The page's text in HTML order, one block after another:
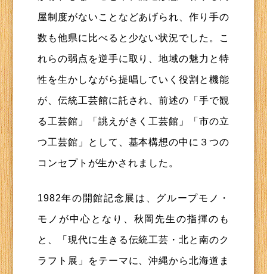
屋制度がないことなどあげられ、作り手の
数も他県に比べると少ない状況でした。こ
れらの弱点を逆手に取り、地域の魅力と特
性を生かしながら提唱していく役割と機能
が、伝統工芸館に託され、前述の「手で観
る工芸館」「誂えがきく工芸館」「市の立
つ工芸館」として、基本構想の中に３つの
コンセプトが生かされました。
1982年の開館記念展は、グループモノ・
モノが中心となり、秋岡先生の指揮のも
と、「現代に生きる伝統工芸・北と南のク
ラフト展」をテーマに、沖縄から北海道ま